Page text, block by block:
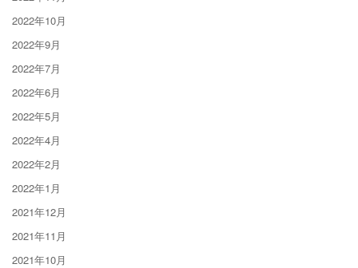
2022年10月
2022年9月
2022年7月
2022年6月
2022年5月
2022年4月
2022年2月
2022年1月
2021年12月
2021年11月
2021年10月